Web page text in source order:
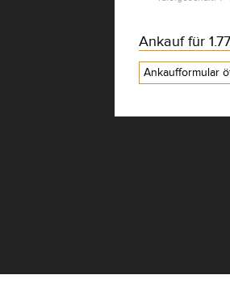
Ankauf für
Ankaufformular